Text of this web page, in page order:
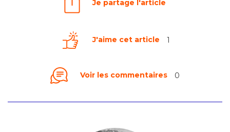
Je partage l'article
J'aime cet article 1
Voir les commentaires 0